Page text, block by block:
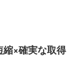
縮×確実な取得